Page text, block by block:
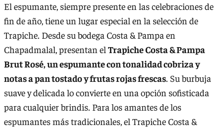
El espumante, siempre presente en las celebraciones de
fin de año, tiene un lugar especial en la selección de
Trapiche. Desde su bodega Costa & Pampa en
Chapadmalal, presentan el Trapiche Costa & Pampa
Brut Rosé, un espumante con tonalidad cobriza y
notas a pan tostado y frutas rojas frescas. Su burbuja
suave y delicada lo convierte en una opción sofisticada
para cualquier brindis. Para los amantes de los
espumantes más tradicionales, el Trapiche Costa &